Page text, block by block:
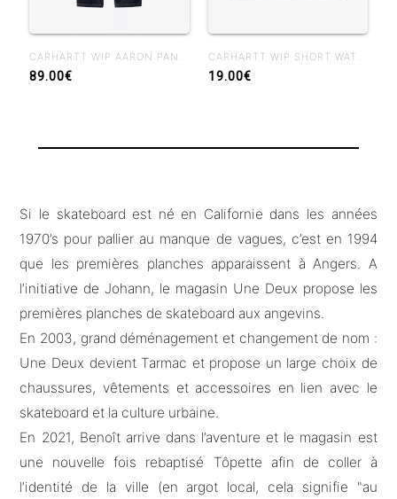
89.00€ 19.00€
Si le skateboard est né en Californie dans les années
1970’s pour pallier au manque de vagues, c’est en 1994
que les premières planches apparaissent à Angers. A
l’initiative de Johann, le magasin Une Deux propose les
premières planches de skateboard aux angevins.
En 2003, grand déménagement et changement de nom :
Une Deux devient Tarmac et propose un large choix de
chaussures, vêtements et accessoires en lien avec le
skateboard et la culture urbaine.
En 2021, Benoît arrive dans l’aventure et le magasin est
une nouvelle fois rebaptisé Tôpette afin de coller à
l’identité de la ville (en argot local, cela signifie "au